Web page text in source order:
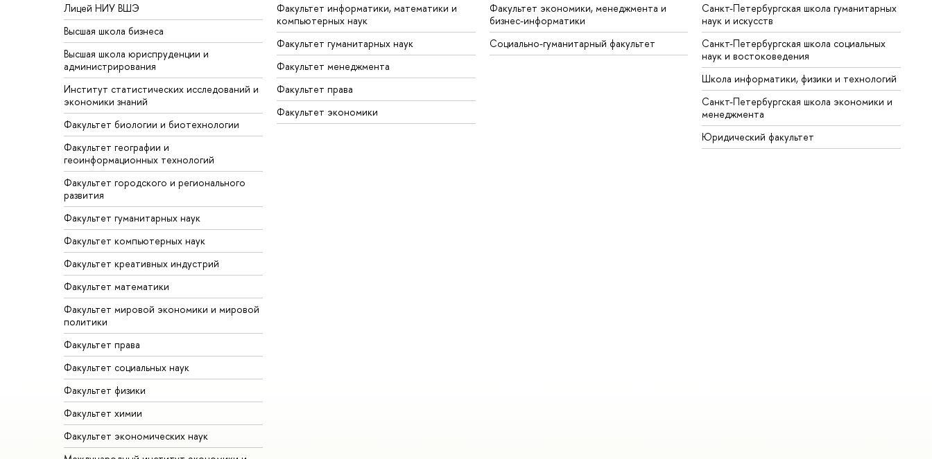
Лицей НИУ ВШЭ
Высшая школа бизнеса
Высшая школа юриспруденции и
администрирования
Институт статистических исследований и
экономики знаний
Факультет биологии и биотехнологии
Факультет географии и
геоинформационных технологий
Факультет городского и регионального
развития
Факультет гуманитарных наук
Факультет компьютерных наук
Факультет креативных индустрий
Факультет математики
Факультет мировой экономики и мировой
политики
Факультет права
Факультет социальных наук
Факультет физики
Факультет химии
Факультет экономических наук
Факультет информатики, математики и
компьютерных наук
Факультет гуманитарных наук
Факультет менеджмента
Факультет права
Факультет экономики
Факультет экономики, менеджмента и
бизнес-информатики
Социально-гуманитарный факультет
Санкт-Петербургская школа гуманитарных
наук и искусств
Санкт-Петербургская школа социальных
наук и востоковедения
Школа информатики, физики и технологий
Санкт-Петербургская школа экономики и
менеджмента
Юридический факультет